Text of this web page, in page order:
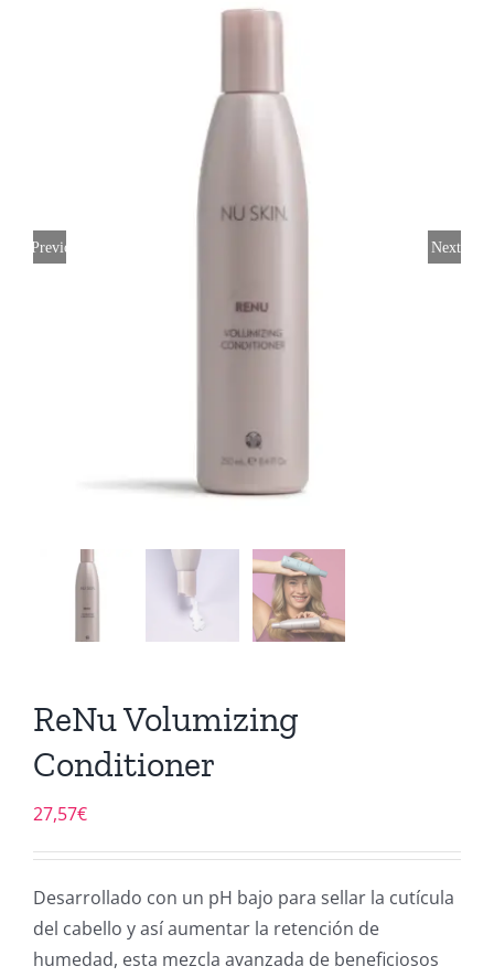
Previous Next
ReNu Volumizing
Conditioner
27,57€
Desarrollado con un pH bajo para sellar la cutícula
del cabello y así aumentar la retención de
humedad, esta mezcla avanzada de beneficiosos